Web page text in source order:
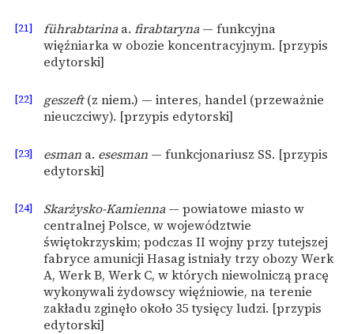
[21] führabtarinaa.firabtaryna— funkcyjna
więźniarka w obozie koncentracyjnym. [przypis
edytorski]
[22] geszeft(z niem.) — interes, handel (przeważnie
nieuczciwy). [przypis edytorski]
[23] esman a. esesman — funkcjonariusz SS. [przypis
edytorski]
[24] Skarżysko-Kamienna— powiatowe miasto w
centralnej Polsce, w województwie
świętokrzyskim; podczas II wojny przy tutejszej
fabryce amunicji Hasag istniały trzy obozy Werk
A, Werk B, Werk C, w których niewolniczą pracę
wykonywali żydowscy więźniowie, na terenie
zakładu zginęło około 35 tysięcy ludzi. [przypis
edytorski]